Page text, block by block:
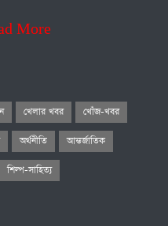
More
খেলার খবর খোঁজ-খবর
অর্থনীতি আন্তর্জাতিক
শিল্প-সাহিত্য